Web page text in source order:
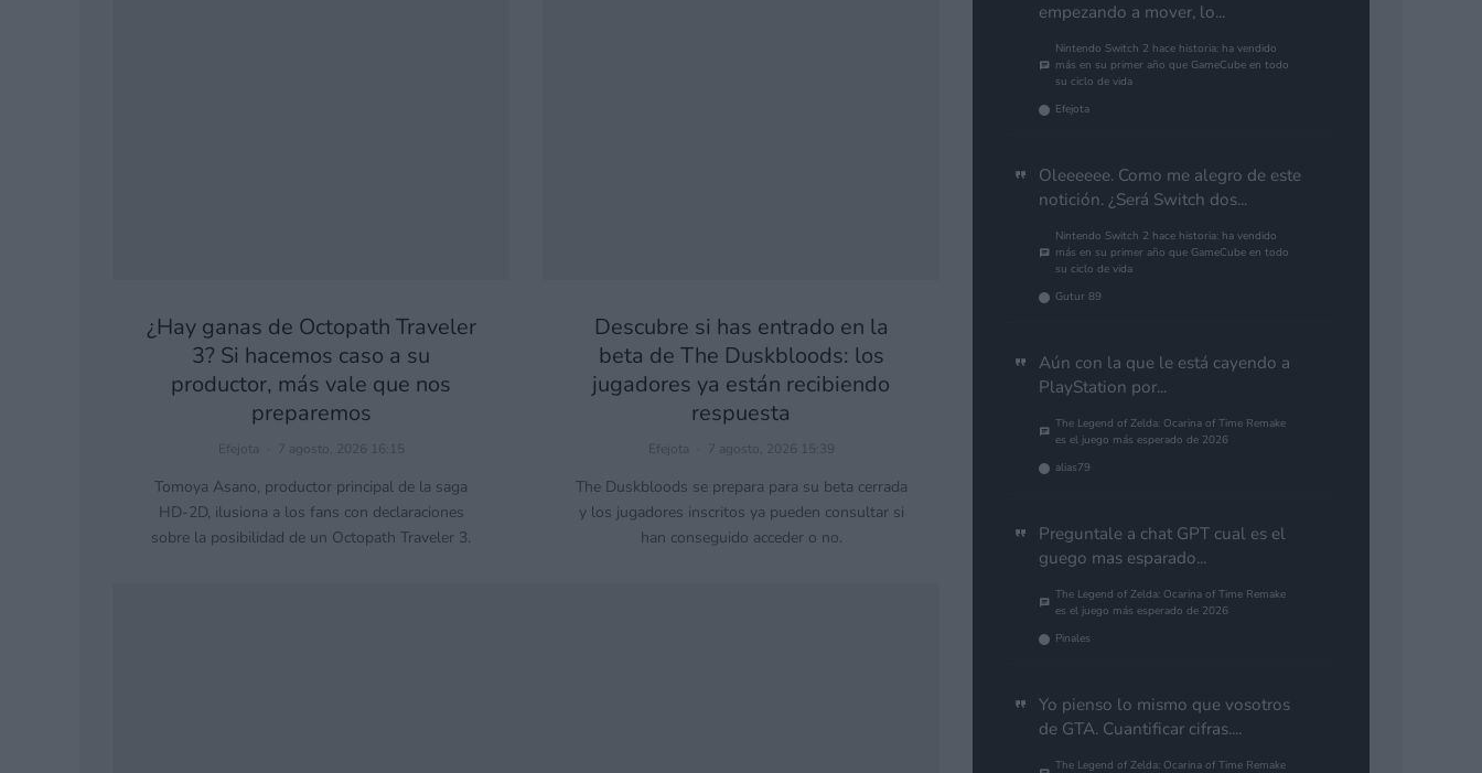
¿Hay ganas de Octopath Traveler
3? Si hacemos caso a su
productor, más vale que nos
preparemos
Efejota 7 agosto, 2026 16:15
Tomoya Asano, productor principal de la saga
HD-2D, ilusiona a los fans con declaraciones
sobre la posibilidad de un Octopath Traveler 3.
Descubre si has entrado en la
beta de The Duskbloods: los
jugadores ya están recibiendo
respuesta
Efejota 7 agosto, 2026 15:39
The Duskbloods se prepara para su beta cerrada
y los jugadores inscritos ya pueden consultar si
han conseguido acceder o no.
empezando a mover, lo...
Nintendo Switch 2 hace historia: ha vendido
más en su primer año que GameCube en todo
su ciclo de vida
Efejota
Oleeeeee. Como me alegro de este
notición. ¿Será Switch dos...
Nintendo Switch 2 hace historia: ha vendido
más en su primer año que GameCube en todo
su ciclo de vida
Gutur 89
Aún con la que le está cayendo a
PlayStation por...
The Legend of Zelda: Ocarina of Time Remake
es el juego más esperado de 2026
alias79
Preguntale a chat GPT cual es el
guego mas esparado...
The Legend of Zelda: Ocarina of Time Remake
es el juego más esperado de 2026
Pinales
Yo pienso lo mismo que vosotros
de GTA. Cuantificar cifras....
The Legend of Zelda: Ocarina of Time Remake